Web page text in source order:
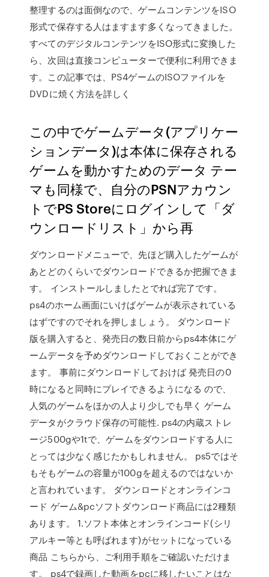
整理するのは面倒なので、ゲームコンテンツをISO
形式で保存する人はますます多くなってきました。
すべてのデジタルコンテンツをISO形式に変換した
ら、次回は直接コンピューターで便利に利用できま
す。この記事では、PS4ゲームのISOファイルを
DVDに焼く方法を詳しく
この中でゲームデータ(アプリケー
ションデータ)は本体に保存される
ゲームを動かすためのデータ テー
マも同様で、自分のPSNアカウン
トでPS Storeにログインして「ダ
ウンロードリスト」から再
ダウンロードメニューで、先ほど購入したゲームが
あとどのくらいでダウンロードできるか把握できま
す。 インストールしましたとでれば完了です。
ps4のホーム画面にいけばゲームが表示されている
はずですのでそれを押しましょう。 ダウンロード
版を購入すると、発売日の数日前からps4本体にゲ
ームデータを予めダウンロードしておくことができ
ます。 事前にダウンロードしておけば 発売日の0
時になると同時にプレイできるようになる ので、
人気のゲームをほかの人より少しでも早く ゲーム
データがクラウド保存の可能性. ps4の内蔵ストレ
ージ500gや1tで、ゲームをダウンロードする人に
とっては少なく感じたかもしれません。 ps5ではそ
もそもゲームの容量が100gを超えるのではないか
と言われています。 ダウンロードとオンラインコ
ード ゲーム&pcソフトダウンロード商品には2種類
あります。 1.ソフト本体とオンラインコード(シリ
アルキー等とも呼ばれます)がセットになっている
商品 こちらから、ご利用手順をご確認いただけま
す。 ps4で録画した動画をpcに移したいことはな